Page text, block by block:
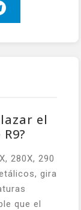
el
280X, 290
gira
que el